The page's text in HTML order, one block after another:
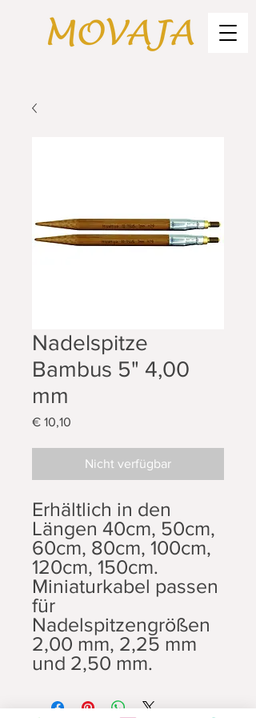
Nadelspitze
Bambus 5" 4,00
mm
€ 10,10
Nicht verfügbar
Erhältlich in den
Längen 40cm, 50cm,
60cm, 80cm, 100cm,
120cm, 150cm.
Miniaturkabel passen
für
Nadelspitzengrößen
2,00 mm, 2,25 mm
und 2,50 mm.